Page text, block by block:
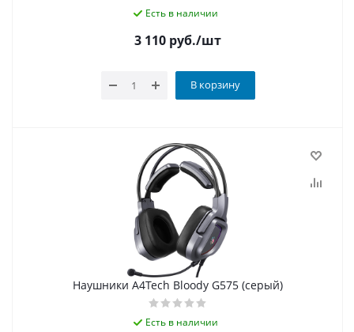
Есть в наличии
3 110 руб./шт
В корзину
Наушники A4Tech Bloody G575 (серый)
Есть в наличии